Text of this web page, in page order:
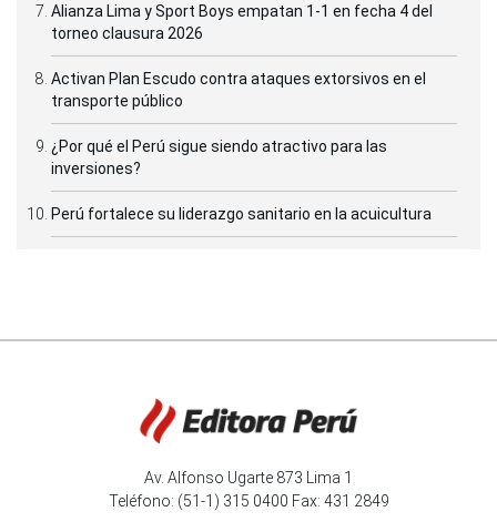
Alianza Lima y Sport Boys empatan 1-1 en fecha 4 del
torneo clausura 2026
Activan Plan Escudo contra ataques extorsivos en el
transporte público
¿Por qué el Perú sigue siendo atractivo para las
inversiones?
Perú fortalece su liderazgo sanitario en la acuicultura
Av. Alfonso Ugarte 873 Lima 1
Teléfono: (51-1) 315 0400 Fax: 431 2849